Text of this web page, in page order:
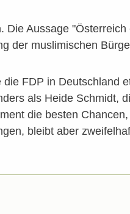
Die Aussage "Österreich
der muslimischen
FDP in Deutschland
als Heide Schmidt,
die besten
bleibt aber